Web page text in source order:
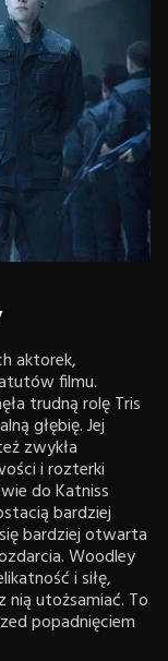
aktorek,
filmu.
trudną rolę Tris
głębię. Jej
zwykła
i rozterki
do Katniss
bardziej
bardziej otwarta
Woodley
i siłę,
nią utożsamiać. To
popadnięciem